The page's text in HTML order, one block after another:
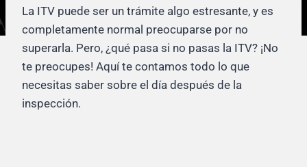
La ITV puede ser un trámite algo estresante, y es
completamente normal preocuparse por no
superarla. Pero, ¿qué pasa si no pasas la ITV? ¡No
te preocupes! Aquí te contamos todo lo que
necesitas saber sobre el día después de la
inspección.